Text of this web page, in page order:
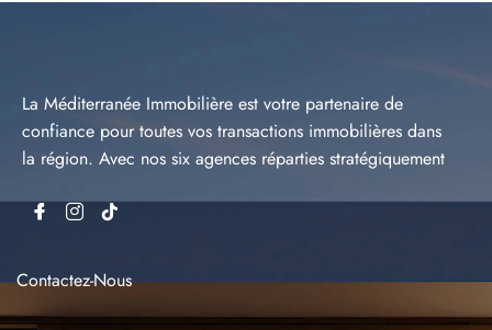
La Méditerranée Immobilière est votre partenaire de
confiance pour toutes vos transactions immobilières dans
la région. Avec nos six agences réparties stratégiquement
Contactez-Nous